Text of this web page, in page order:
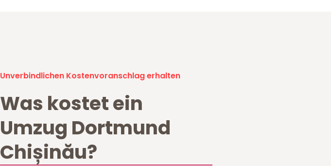
Unverbindlichen Kostenvoranschlag erhalten
Was kostet ein
Umzug Dortmund
Chișinău?